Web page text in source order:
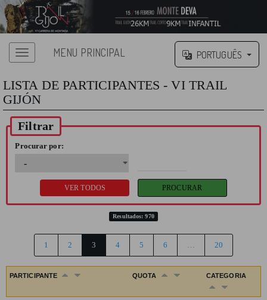
MENU PRINCIPAL PORTUGUÊS
LISTA DE PARTICIPANTES - VI TRAIL
GIJÓN
Filtrar
Procurar por:
Resultados: 970
1 2 3 4 5 6 … 20
PARTICIPANTE QUOTA CATEGORIA